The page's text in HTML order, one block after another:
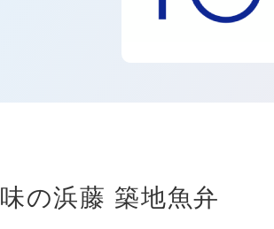
味の浜藤 築地魚弁